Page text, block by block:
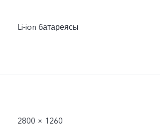
Li-ion батареясы
2800 × 1260